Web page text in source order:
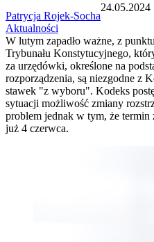
Patrycja Rojek-Socha
24.05.2024
Aktualności
W lutym zapadło ważne, z
Trybunału Konstytucyjnego,
za urzędówki, określone na
rozporządzenia, są niezgodne z
stawek "z wyboru". Kodeks
sytuacji możliwość zmiany
problem jednak w tym, że termin
już 4 czerwca.